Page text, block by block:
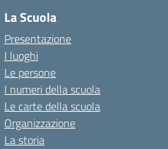
La Scuola
Presentazione
I luoghi
Le persone
I numeri della scuola
Le carte della scuola
Organizzazione
La storia